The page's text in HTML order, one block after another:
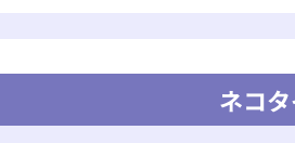
ネコ